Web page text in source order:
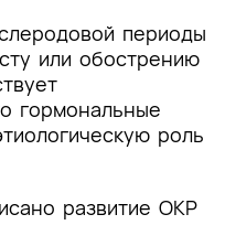
периоды
или обострению
гормональные
роль
развитие ОКР